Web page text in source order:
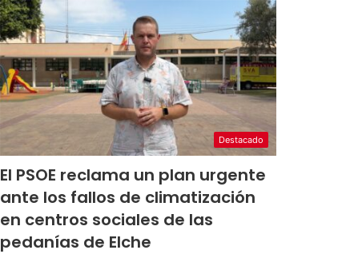
Destacado
El PSOE reclama un plan urgente
ante los fallos de climatización
en centros sociales de las
pedanías de Elche